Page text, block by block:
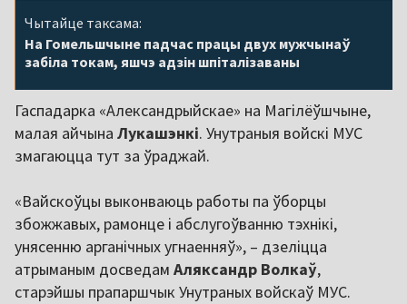
Чытайце таксама:
На Гомельшчыне падчас працы двух мужчынаў
забіла токам, яшчэ адзін шпіталізаваны
Гаспадарка «Александрыйскае» на Магілёўшчыне,
малая айчына Лукашэнкі. Унутраныя войскі МУС
змагаюцца тут за ўраджай.
«Вайскоўцы выконваюць работы па ўборцы
збожжавых, рамонце і абслугоўванню тэхнікі,
унясенню арганічных угнаенняў», – дзеліцца
атрыманым досведам Аляксандр Волкаў,
старэйшы прапаршчык Унутраных войскаў МУС.